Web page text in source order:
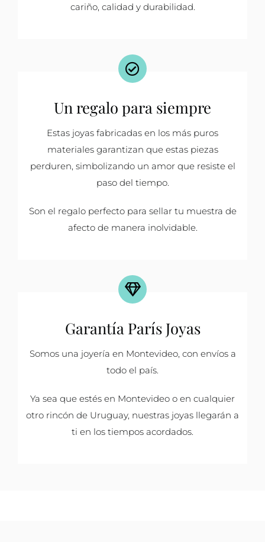
cariño, calidad y durabilidad.
Un regalo para siempre
Estas joyas fabricadas en los más puros
materiales garantizan que estas piezas
perduren, simbolizando un amor que resiste el
paso del tiempo.
Son el regalo perfecto para sellar tu muestra de
afecto de manera inolvidable.
Garantía París Joyas
Somos una joyería en Montevideo, con envíos a
todo el país.
Ya sea que estés en Montevideo o en cualquier
otro rincón de Uruguay, nuestras joyas llegarán a
ti en los tiempos acordados.